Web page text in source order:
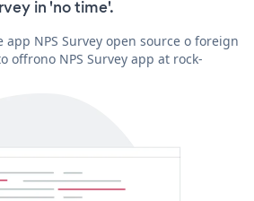
in 'no time'.
NPS Survey open source o foreign
offrono NPS Survey app at rock-